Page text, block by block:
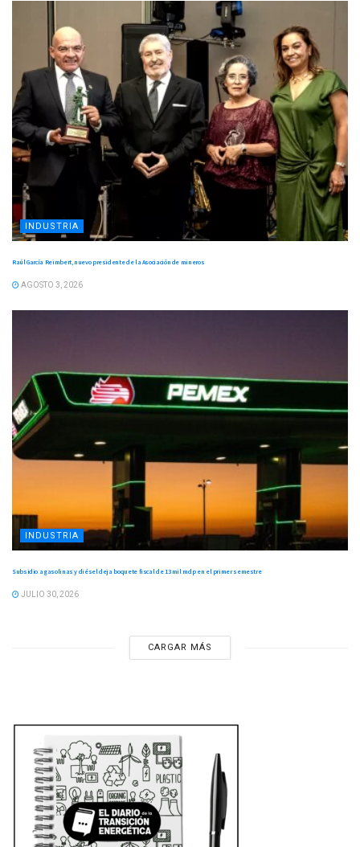
INDUSTRIA
Raúl García Reimbert, nuevo presidente de la Asociación de mineros
AGOSTO 3, 2026
INDUSTRIA
Subsidio a gasolinas y diésel deja boquete fiscal de 13 mil mdp en el primer semestre
JULIO 30, 2026
CARGAR MÁS